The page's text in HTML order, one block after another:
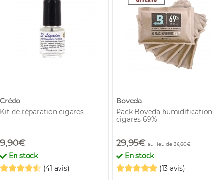
Crédo
Kit de réparation cigares
9,90€
En stock
(41 avis)
Boveda
Pack Boveda humidification
cigares 69%
29,95€ au lieu de 36,60€
En stock
(13 avis)